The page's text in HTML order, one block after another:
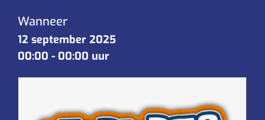
Wanneer
12 september 2025
00:00 - 00:00 uur